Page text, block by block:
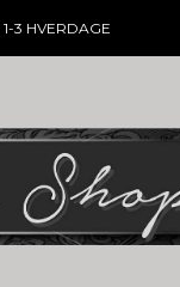
1-3 HVERDAGE